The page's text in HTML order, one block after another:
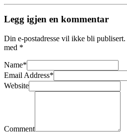
Legg igjen en kommentar
Din e-postadresse vil ikke bli publisert.
med *
Name*
Email Address*
Website
Comment